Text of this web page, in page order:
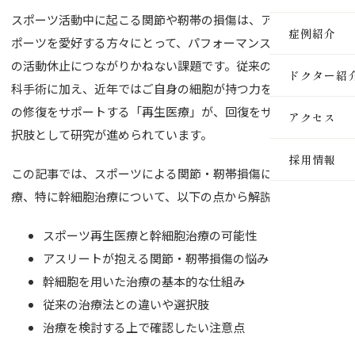
レーザー
症例紹介
ドクター紹
アクセス
採用情報
スポーツ活動中に起こる関節や靭帯の損傷は、アスリートやス
ポーツを愛好する方々にとって、パフォーマンスの低下や長期
の活動休止につながりかねない課題です。従来の保存療法や外
科手術に加え、近年ではご自身の細胞が持つ力を活用して組織
の修復をサポートする「再生医療」が、回復をサポートする選
択肢として研究が進められています。
この記事では、スポーツによる関節・靭帯損傷に対する再生医
療、特に幹細胞治療について、以下の点から解説します。
スポーツ再生医療と幹細胞治療の可能性
アスリートが抱える関節・靭帯損傷の悩み
幹細胞を用いた治療の基本的な仕組み
従来の治療法との違いや選択肢
治療を検討する上で確認したい注意点